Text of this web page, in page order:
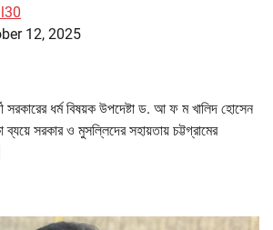
12, 2025
সরকারের ধর্ম বিষয়ক উপদেষ্টা ড. আ ফ ম খালিদ হোসেন
সরকার ও মুসল্লিদের সহায়তায় চট্টগ্রামের